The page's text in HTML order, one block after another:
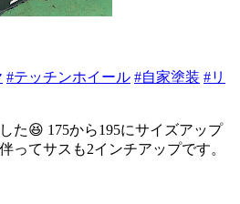
#テッチンホイール #自家塗装 #リ
た😆 175から195にサイズアップ
ってサスも2インチアップです。